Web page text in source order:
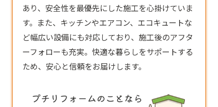
あり、安全性を最優先にした施工を心掛けていま
す。また、キッチンやエアコン、エコキュートな
ど幅広い設備にも対応しており、施工後のアフタ
ーフォローも充実。快適な暮らしをサポートする
ため、安心と信頼をお届けします。